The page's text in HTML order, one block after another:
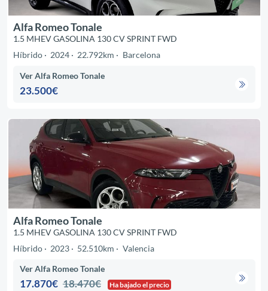
Alfa Romeo Tonale
1.5 MHEV GASOLINA 130 CV SPRINT FWD
Híbrido
2024 22.792km Barcelona
Ver Alfa Romeo Tonale
23.500€
Alfa Romeo Tonale
1.5 MHEV GASOLINA 130 CV SPRINT FWD
Híbrido
2023 52.510km Valencia
Ver Alfa Romeo Tonale
17.870€ 18.470€ Ha bajado el precio